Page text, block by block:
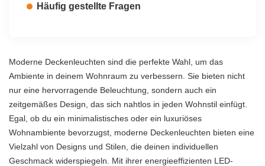
Häufig gestellte Fragen
Moderne Deckenleuchten sind die perfekte Wahl, um das
Ambiente in deinem Wohnraum zu verbessern. Sie bieten nicht
nur eine hervorragende Beleuchtung, sondern auch ein
zeitgemäßes Design, das sich nahtlos in jeden Wohnstil einfügt.
Egal, ob du ein minimalistisches oder ein luxuriöses
Wohnambiente bevorzugst, moderne Deckenleuchten bieten eine
Vielzahl von Designs und Stilen, die deinen individuellen
Geschmack widerspiegeln. Mit ihrer energieeffizienten LED-